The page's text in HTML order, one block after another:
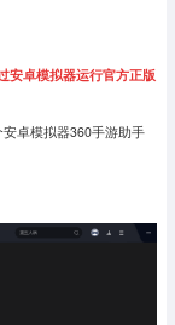
安卓模拟器运行官方正版
卓模拟器360手游助手